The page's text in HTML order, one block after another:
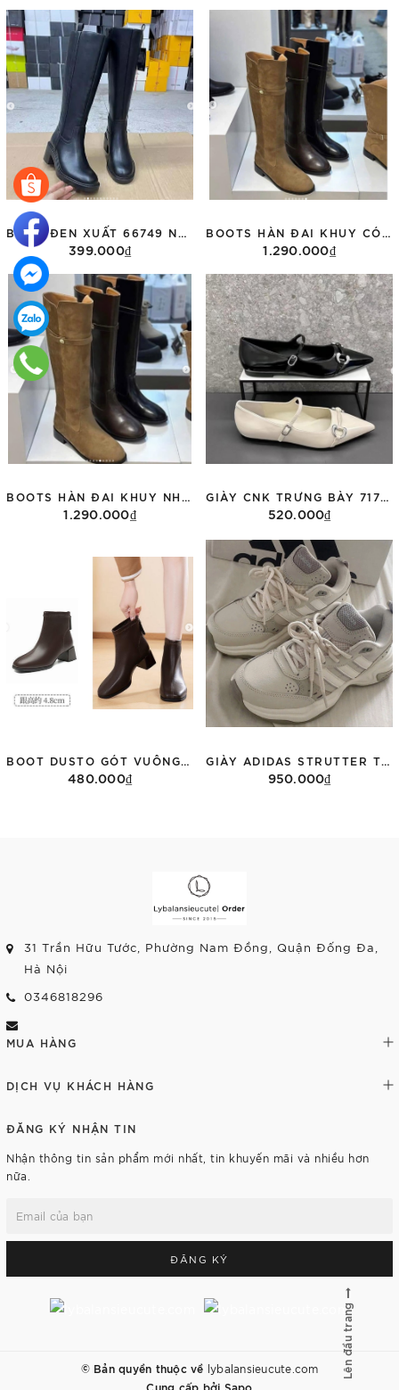
399.000₫
Tùy chọn
1.290.000₫
Tùy chọn
1.290.000₫ 520.000₫
Thêm vào giỏ hàng
480.000₫ 950.000₫
31 Trần Hữu Tước, Phường Nam Đồng, Quận Đống Đa,
Hà Nội
0346818296
MUA HÀNG
DỊCH VỤ KHÁCH HÀNG
ĐĂNG KÝ NHẬN TIN
Nhận thông tin sản phẩm mới nhất, tin khuyến mãi và nhiều hơn
nữa.
ĐĂNG KÝ
© Bản quyền thuộc về lybalansieucute.com
Cung cấp bởi Sapo
Lên đầu trang